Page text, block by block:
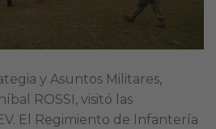
y Asuntos Militares,
ROSSI, visitó las
El Regimiento de Infantería